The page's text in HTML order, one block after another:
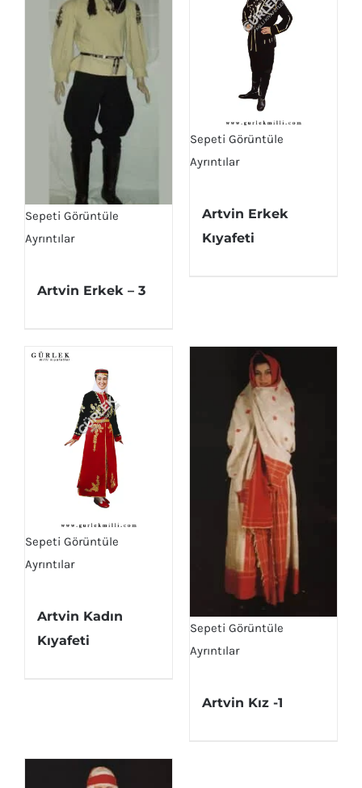
Sepeti Görüntüle
Ayrıntılar
Artvin Erkek – 3
Sepeti Görüntüle
Ayrıntılar
Artvin Erkek
Kıyafeti
Sepeti Görüntüle
Ayrıntılar
Artvin Kadın
Kıyafeti
Sepeti Görüntüle
Ayrıntılar
Artvin Kız -1